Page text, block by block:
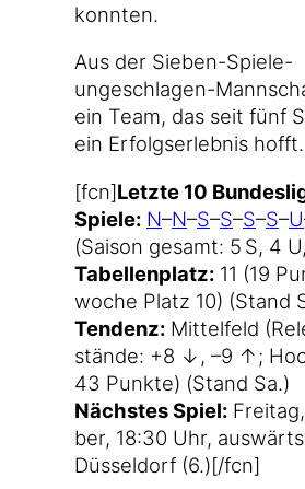
konnten.
Aus der Sieben-Spiele-
ungeschlagen-
ein Team, das seit fünf
ein Erfolgs­er­leb­nis hofft.
[fcn]Letz­te 10
Spiele: N–N–S–S–S–S–U
(Sai­son gesamt: 5 S, 4
Tabel­len­platz: 11 (19
wo­che Platz 10) (Stand
Ten­denz: Mit­tel­feld
stände: +8 ↓, –9 ↑;
43 Punk­te) (Stand Sa.)
Nächs­tes Spiel:
ber, 18:30 Uhr,
Düs­sel­dorf (6.)[/fcn]